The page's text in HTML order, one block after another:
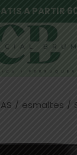
A PARTIR
/ esmaltes /